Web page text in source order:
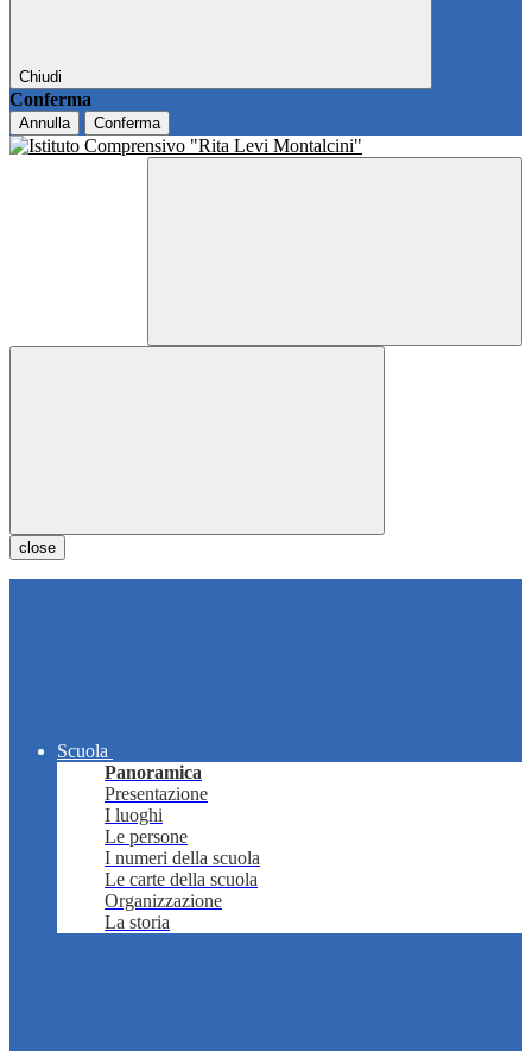
Chiudi
Conferma
Annulla Conferma
close
Scuola
Panoramica
Presentazione
I luoghi
Le persone
I numeri della scuola
Le carte della scuola
Organizzazione
La storia